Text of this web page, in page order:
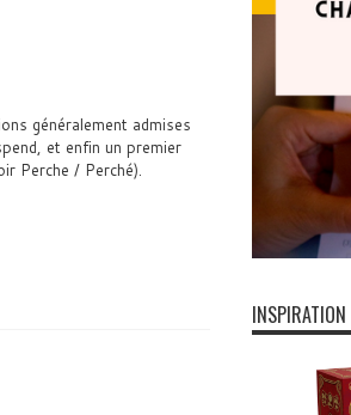
généralement admises
et enfin un premier
Perche / Perché).
INSPIRATION